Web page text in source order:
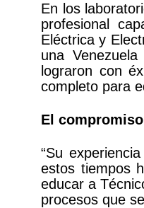
En los
profesional
Eléctrica y
una
lograron con
completo para
El
“Su
estos tiempos
educar a
procesos que